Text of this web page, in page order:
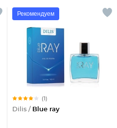
Рекомендуем
(1)
Dilis / Blue ray